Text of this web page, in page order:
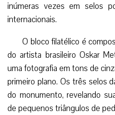
inúmeras vezes em selos
internacionais.
O bloco filatélico é
do artista brasileiro Oskar
uma fotografia em tons de
primeiro plano. Os três selos
do monumento, revelando
de pequenos triângulos de